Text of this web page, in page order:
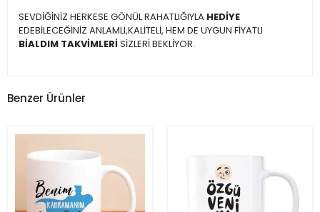
SEVDİĞİNİZ HERKESE GÖNÜL RAHATLIĞIYLA HEDİYE
EDEBİLECEĞİNİZ ANLAMLI,KALİTELİ, HEM DE UYGUN FİYATLI
BİALDIM TAKVİMLERİ SİZLERİ BEKLİYOR.
Benzer Ürünler